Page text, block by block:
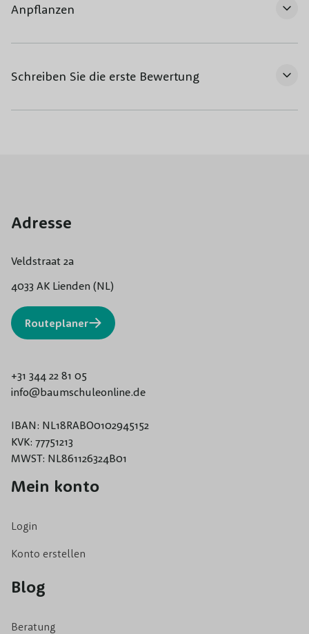
Anpflanzen
Schreiben Sie die erste Bewertung
Adresse
Veldstraat 2a
4033 AK Lienden (NL)
Routeplaner
+31 344 22 81 05
info@baumschuleonline.de
IBAN: NL18RABO0102945152
KVK: 77751213
MWST: NL861126324B01
Mein konto
Login
Konto erstellen
Blog
Beratung